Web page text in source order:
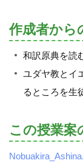
作成者から
和訳原典を読
ユダヤ教とイ
るところを生
この授業案